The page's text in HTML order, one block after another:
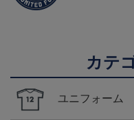
カテ
ユニフォーム